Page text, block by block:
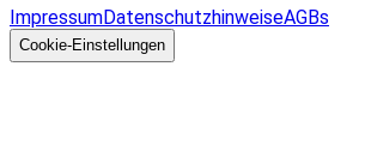
ImpressumDatenschutzhinweiseAGBs
Cookie-Einstellungen